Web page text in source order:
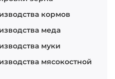
кормов
меда
муки
мясокостной